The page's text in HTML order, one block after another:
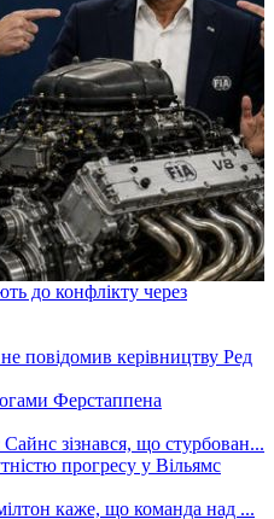
до конфлікту через
Ферстаппена
прогресу у Вільямс